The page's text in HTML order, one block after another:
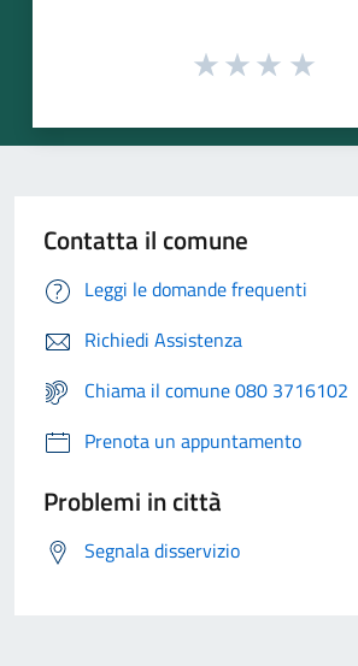
Contatta il comune
Leggi le domande frequenti
Richiedi Assistenza
Chiama il comune 080 3716102
Prenota un appuntamento
Problemi in città
Segnala disservizio